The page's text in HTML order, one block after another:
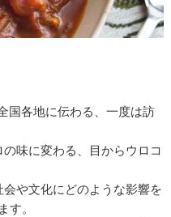
国各地に伝わる、一度は訪
味に変わる、目からウロコ
や文化にどのような影響を
す。